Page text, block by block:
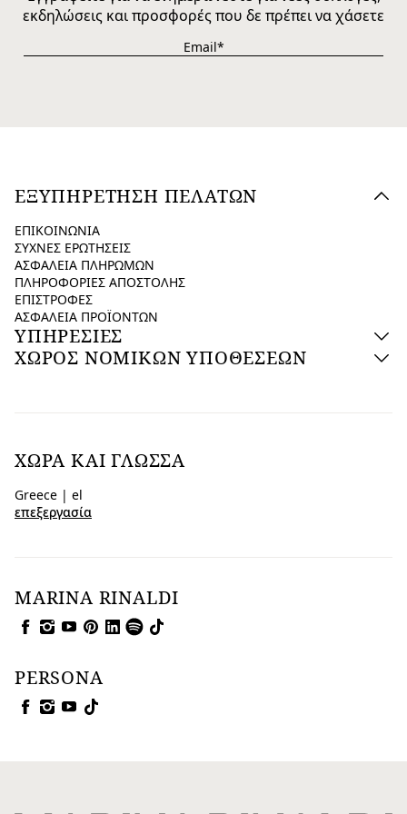
εκδηλώσεις και προσφορές που δε πρέπει να χάσετε
ΕΞΥΠΗΡΕΤΗΣΗ ΠΕΛΑΤΩΝ
ΕΠΙΚΟΙΝΩΝΙΑ
ΣΥΧΝΕΣ ΕΡΩΤΗΣΕΙΣ
ΑΣΦΑΛΕΙΑ ΠΛΗΡΩΜΩΝ
ΠΛΗΡΟΦΟΡΙΕΣ ΑΠΟΣΤΟΛΗΣ
ΕΠΙΣΤΡΟΦΕΣ
ΑΣΦΑΛΕΙΑ ΠΡΟΪΟΝΤΩΝ
ΥΠΗΡΕΣΙΕΣ
ΧΩΡΟΣ ΝΟΜΙΚΩΝ ΥΠΟΘΕΣΕΩΝ
ΧΏΡΑ ΚΑΙ ΓΛΏΣΣΑ
Greece | el
επεξεργασία
MARINA RINALDI
PERSONA